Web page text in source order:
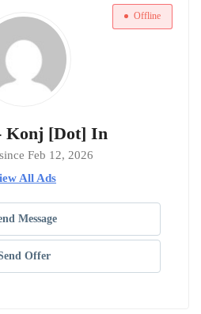
Offline
Konj [Dot] In
Feb 12, 2026
All Ads
Message
Offer